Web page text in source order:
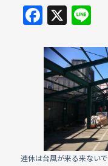
F
a
c
e
b
o
o
k
X Li
e
連休は台風が来る来ないで